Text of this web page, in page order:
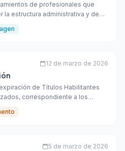
de profesionales que
la estructura administrativa y de
calendar_today12 de marzo de 2026
de Títulos Habilitantes
correspondiente a los
calendar_today5 de marzo de 2026